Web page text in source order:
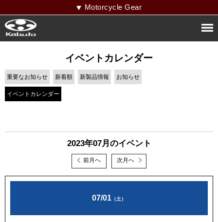
Motorcycle Gear
イベントカレンダー
重要なお知らせ 新着順 新製品情報 お知らせ
イベントカレンダー
2023年07月のイベント
前月へ 次月へ
07/01 （土）